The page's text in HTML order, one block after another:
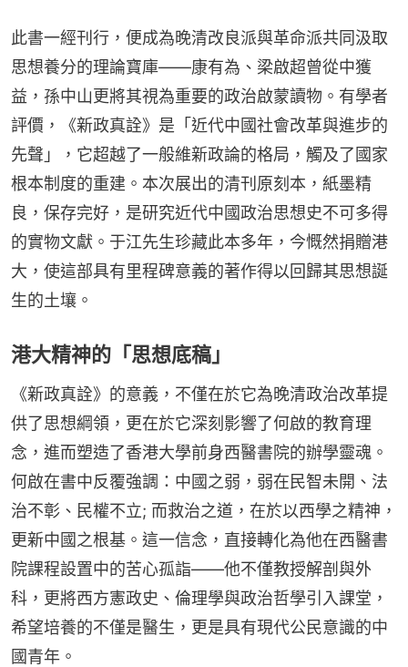
此書一經刊行，便成為晚清改良派與革命派共同汲取
思想養分的理論寶庫——康有為、梁啟超曾從中獲
益，孫中山更將其視為重要的政治啟蒙讀物。有學者
評價，《新政真詮》是「近代中國社會改革與進步的
先聲」，它超越了一般維新政論的格局，觸及了國家
根本制度的重建。本次展出的清刊原刻本，紙墨精
良，保存完好，是研究近代中國政治思想史不可多得
的實物文獻。于江先生珍藏此本多年，今慨然捐贈港
大，使這部具有里程碑意義的著作得以回歸其思想誕
生的土壤。
港大精神的「思想底稿」
《新政真詮》的意義，不僅在於它為晚清政治改革提
供了思想綱領，更在於它深刻影響了何啟的教育理
念，進而塑造了香港大學前身西醫書院的辦學靈魂。
何啟在書中反覆強調：中國之弱，弱在民智未開、法
治不彰、民權不立; 而救治之道，在於以西學之精神，
更新中國之根基。這一信念，直接轉化為他在西醫書
院課程設置中的苦心孤詣——他不僅教授解剖與外
科，更將西方憲政史、倫理學與政治哲學引入課堂，
希望培養的不僅是醫生，更是具有現代公民意識的中
國青年。